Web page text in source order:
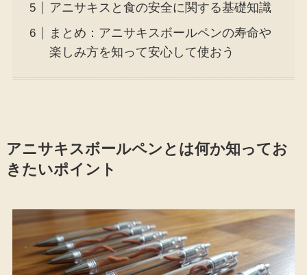
アニサキスと食の安全に関する基礎知識
まとめ：アニサキスボールペンの寿命や
楽しみ方を知って安心して使おう
アニサキスボールペンとは何か知ってお
きたいポイント